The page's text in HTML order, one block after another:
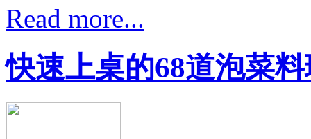
Read more...
快速上桌的68道泡菜